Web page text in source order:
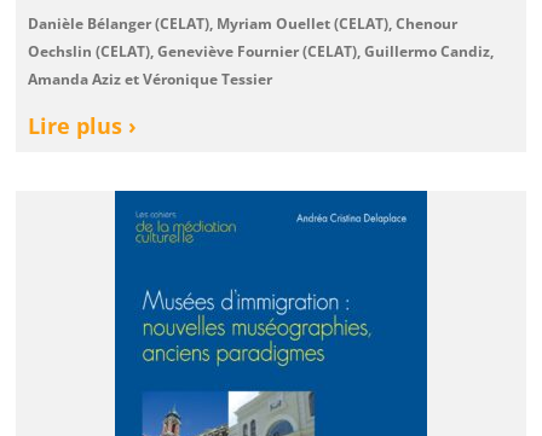
Danièle Bélanger (CELAT), Myriam Ouellet (CELAT), Chenour
Oechslin (CELAT), Geneviève Fournier (CELAT), Guillermo Candiz,
Amanda Aziz et Véronique Tessier
Lire plus ›